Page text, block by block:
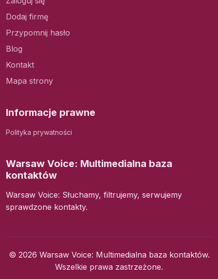
Dodaj firmę
Przypomnij hasło
Blog
Kontakt
Mapa strony
Informacje prawne
Polityka prywatności
Warsaw Voice: Multimedialna baza
kontaktów
Warsaw Voice: Słuchamy, filtrujemy, serwujemy
sprawdzone kontakty.
© 2026 Warsaw Voice: Multimedialna baza kontaktów.
Wszelkie prawa zastrzeżone.